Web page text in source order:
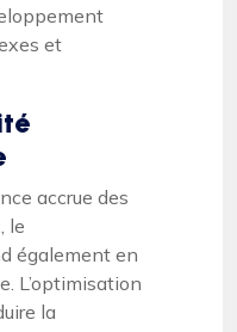
et
accrue des
le
également en
L’optimisation
la